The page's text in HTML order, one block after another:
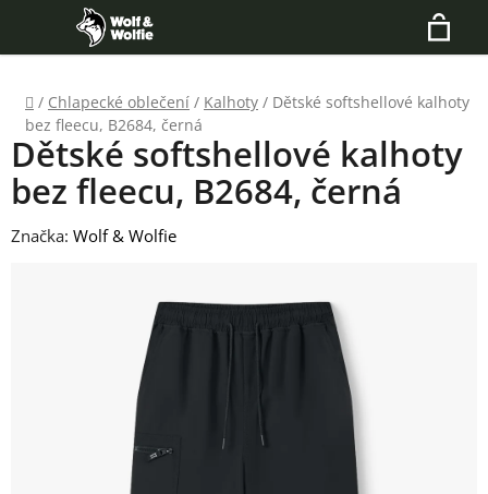
obsah
Hledat
Domů
/ Chlapecké oblečení / Kalhoty / Dětské softshellové kalhoty
bez fleecu, B2684, černá
Dětské softshellové kalhoty
bez fleecu, B2684, černá
Značka: Wolf & Wolfie